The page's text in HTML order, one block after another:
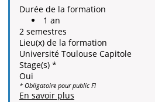
Durée de la formation
1 an
2 semestres
Lieu(x) de la formation
Université Toulouse Capitole
Stage(s) *
Oui
* Obligatoire pour public FI
En savoir plus